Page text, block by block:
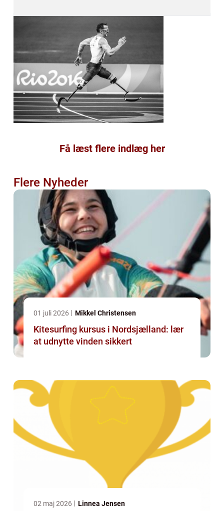
Få læst flere indlæg her
Flere Nyheder
01 juli 2026 Mikkel Christensen
Kitesurfing kursus i Nordsjælland: lær
at udnytte vinden sikkert
02 maj 2026 Linnea Jensen